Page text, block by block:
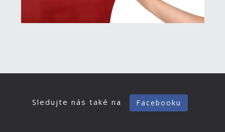
Sledujte nás také na Facebooku